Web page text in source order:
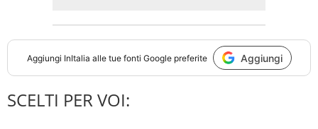
Aggiungi InItalia alle tue fonti Google preferite Aggiungi
SCELTI PER VOI: